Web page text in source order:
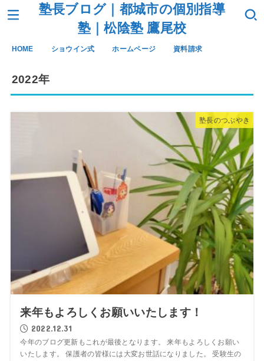
塾長ブログ｜都城市の個別指導
塾｜松陰塾 鷹尾校
HOME ショウイン式 ホームページ 資料請求
2022年
塾長のつぶやき
来年もよろしくお願いいたします！
2022.12.31
今年のブログ更新もこれが最後となります。 来年もよろしくお願い
いたします。 保護者の皆様には大変お世話になりました。 受験生の